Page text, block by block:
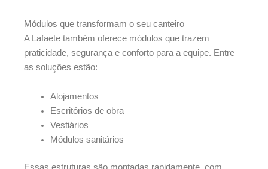
Módulos que transformam o seu canteiro
A Lafaete também oferece módulos que trazem
praticidade, segurança e conforto para a equipe. Entre
as soluções estão:
Alojamentos
Escritórios de obra
Vestiários
Módulos sanitários